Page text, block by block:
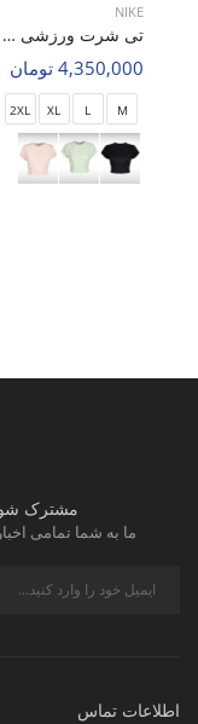
NIKE
تی شرت ورزشی زنانه نایک Nike Motion Glow W
4,350,000 تومان
M
L
XL
2XL
مشترک
ما به شما تمامی
اطلاعات تماس